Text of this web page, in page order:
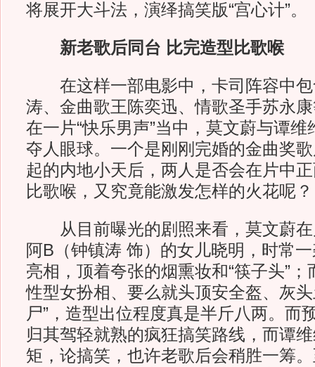
将展开大斗法，演绎搞笑版“宫心计”。
新老歌后同台 比完造型比歌喉
在这样一部电影中，卡司阵容中包
涛、金曲歌王陈奕迅、情歌圣手苏永
在一片“快乐男声”当中，莫文蔚与谭
夺人眼球。一个是刚刚完婚的金曲奖
起的内地小天后，两人是否会在片中
比歌喉，又究竟能激发怎样的火花呢？
从目前曝光的剧照来看，莫文蔚在
阿B（钟镇涛 饰）的女儿晓明，时常
亮相，顶着夸张的烟熏妆和“筷子头”
性型女扮相、要么就头顶安全盔、灰
尸”，造型出位程度真是半斤八两。而
归其驾轻就熟的疯狂搞笑路线，而谭
矩，论搞笑，也许老歌后会稍胜一筹